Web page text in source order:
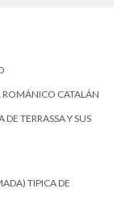
ROMÁNICO CATALÁN
TERRASSA Y SUS
TIPICA DE